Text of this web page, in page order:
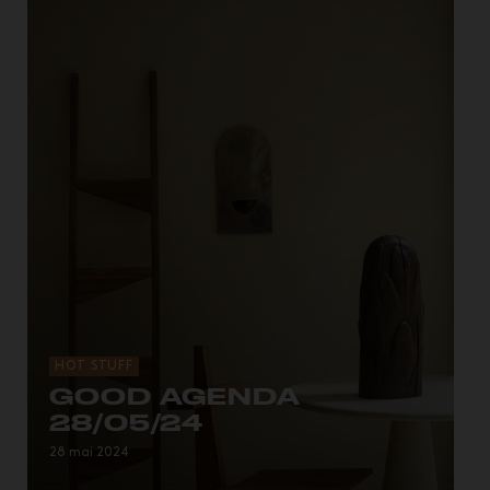
HOT STUFF
GOOD AGENDA
28/05/24
Les rendez-vous de la semaine.
28 mai 2024